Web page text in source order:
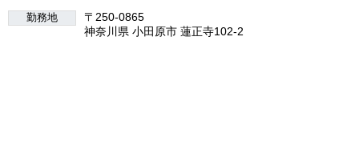
勤務地
〒250-0865
神奈川県 小田原市 蓮正寺102-2